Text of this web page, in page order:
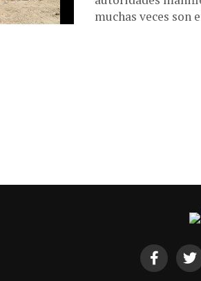
muchas veces son